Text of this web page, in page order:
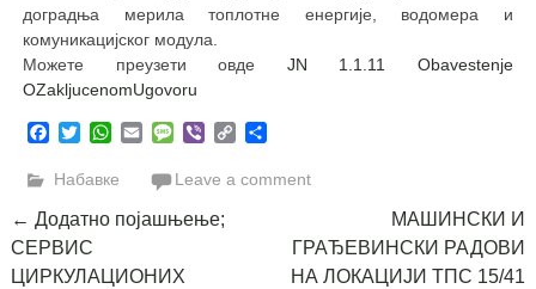
доградња мерила топлотне енергије, водомера и
комуникацијског модула.
Можете преузети овде JN 1.1.11 Obavestenje
OZakljucenomUgovoru
Facebook
TwitterWhatsApp
EmailMessage
ViberCopy
Набавке Leave a comment
Post
navigation
← Додатно појашњење;
СЕРВИС
ЦИРКУЛАЦИОНИХ
МАШИНСКИ И
ГРАЂЕВИНСКИ РАДОВИ
НА ЛОКАЦИЈИ ТПС 15/41